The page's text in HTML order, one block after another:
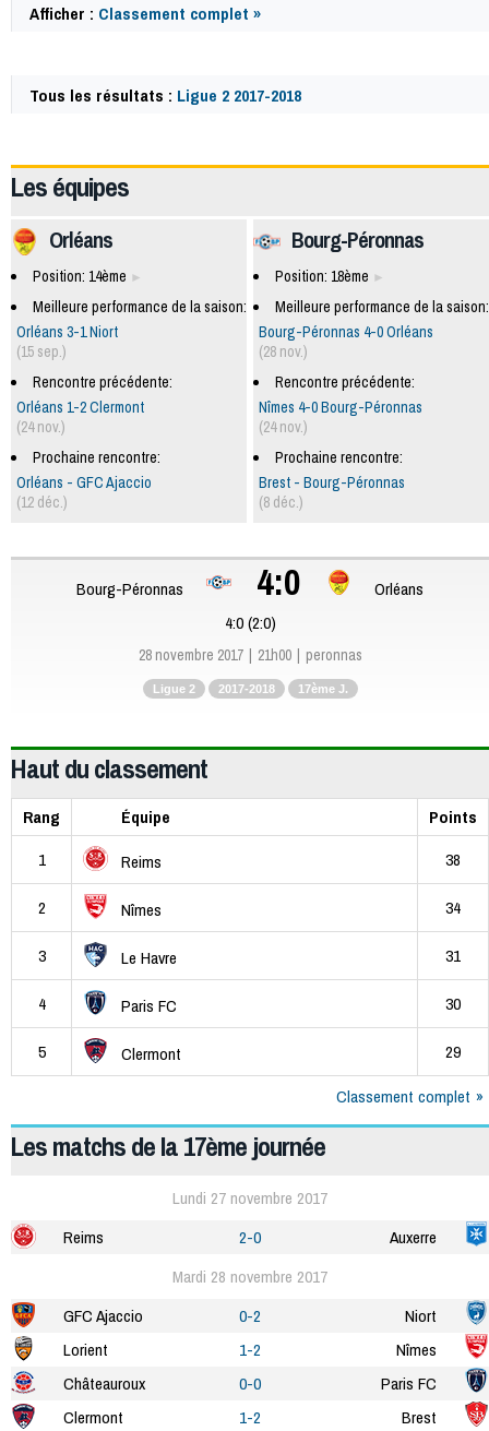
Afficher : Classement complet »
Tous les résultats : Ligue 2 2017-2018
Les équipes
Bourg-Péronnas
Position: 18ème
Meilleure performance de la saison:
Bourg-Péronnas 4-0 Orléans
(28 nov.)
Rencontre précédente:
Nîmes 4-0 Bourg-Péronnas
(24 nov.)
Prochaine rencontre:
Brest - Bourg-Péronnas
(8 déc.)
Orléans
Position: 14ème
Meilleure performance de la saison:
Orléans 3-1 Niort
(15 sep.)
Rencontre précédente:
Orléans 1-2 Clermont
(24 nov.)
Prochaine rencontre:
Orléans - GFC Ajaccio
(12 déc.)
Bourg-Péronnas 4:0
Orléans
4:0 (2:0)
28 novembre 2017 21h00 peronnas
Ligue 2 2017-2018 17ème J.
Haut du classement
Rang Équipe
Points
1
Reims 38
2 Nîmes 34
3 Le Havre 31
4 Paris FC 30
5 Clermont
29
Classement complet
Les matchs de la 17ème journée
Lundi 27 novembre 2017
Reims
2-0
Auxerre
Mardi 28 novembre 2017
GFC Ajaccio
0-2
Niort
Lorient
1-2
Nîmes
Châteauroux
0-0
Paris FC
Clermont
1-2
Brest